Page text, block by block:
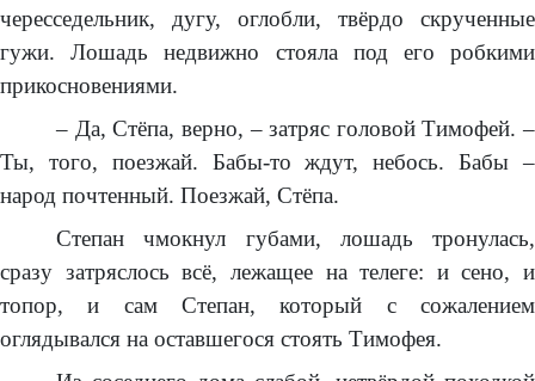
чересседельник, дугу, оглобли, твёрдо скрученные
гужи. Лошадь недвижно стояла под его робкими
прикосновениями.
– Да, Стёпа, верно, – затряс головой Тимофей. –
Ты, того, поезжай. Бабы-то ждут, небось. Бабы –
народ почтенный. Поезжай, Стёпа.
Степан чмокнул губами, лошадь тронулась,
сразу затряслось всё, лежащее на телеге: и сено, и
топор, и сам Степан, который с сожалением
оглядывался на оставшегося стоять Тимофея.